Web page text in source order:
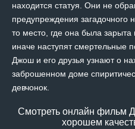
находится статуя. Они не
предупреждения загадочного
то место, где она была зарыта
иначе наступят смертельные
Джош и его друзья узнают о
заброшенном доме
девчонок.
Смотреть онлайн фильм
хорошем